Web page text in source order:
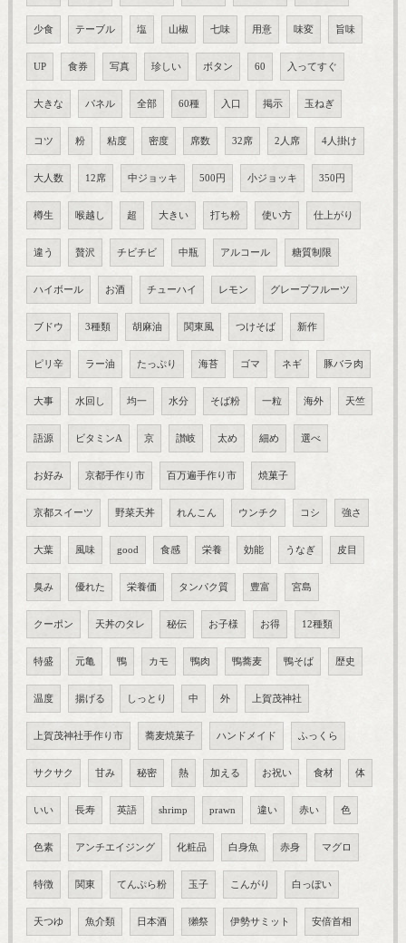
少食 テーブル 塩 山椒 七味 用意 味変 旨味
UP 食券 写真 珍しい ボタン 60 入ってすぐ
大きな パネル 全部 60種 入口 掲示 玉ねぎ
コツ 粉 粘度 密度 席数 32席 2人席 4人掛け
大人数 12席 中ジョッキ 500円 小ジョッキ 350円
樽生 喉越し 超 大きい 打ち粉 使い方 仕上がり
違う 贅沢 チビチビ 中瓶 アルコール 糖質制限
ハイボール お酒 チューハイ レモン グレープフルーツ
ブドウ 3種類 胡麻油 関東風 つけそば 新作
ピリ辛 ラー油 たっぷり 海苔 ゴマ ネギ 豚バラ肉
大事 水回し 均一 水分 そば粉 一粒 海外 天竺
語源 ビタミンA 京 讃岐 太め 細め 選べ
お好み 京都手作り市 百万遍手作り市 焼菓子
京都スイーツ 野菜天丼 れんこん ウンチク コシ 強さ
大葉 風味 good 食感 栄養 効能 うなぎ 皮目
臭み 優れた 栄養価 タンパク質 豊富 宮島
クーポン 天丼のタレ 秘伝 お子様 お得 12種類
特盛 元亀 鴨 カモ 鴨肉 鴨蕎麦 鴨そば 歴史
温度 揚げる しっとり 中 外 上賀茂神社
上賀茂神社手作り市 蕎麦焼菓子 ハンドメイド ふっくら
サクサク 甘み 秘密 熱 加える お祝い 食材 体
いい 長寿 英語 shrimp prawn 違い 赤い 色
色素 アンチエイジング 化粧品 白身魚 赤身 マグロ
特徴 関東 てんぷら粉 玉子 こんがり 白っぽい
天つゆ 魚介類 日本酒 獺祭 伊勢サミット 安倍首相